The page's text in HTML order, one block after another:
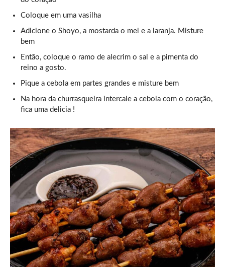
Coloque em uma vasilha
Adicione o Shoyo, a mostarda o mel e a laranja. Misture
bem
Então, coloque o ramo de alecrim o sal e a pimenta do
reino a gosto.
Pique a cebola em partes grandes e misture bem
Na hora da churrasqueira intercale a cebola com o coração,
fica uma delicia !